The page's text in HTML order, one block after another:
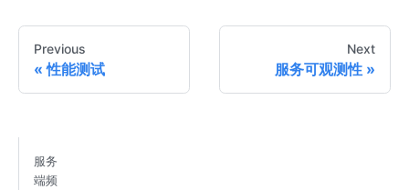
Previous
性能测试
Next
服务可观测性
服务
端频